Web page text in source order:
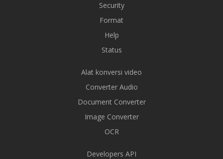
Security
Format
Help
Status
Alat konversi video
Converter Audio
Document Converter
Image Converter
OCR
Developers API